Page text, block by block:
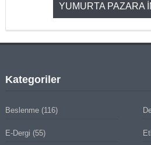
YUMURTA PAZARA
Kategoriler
Beslenme(116)
E-Dergi (55)